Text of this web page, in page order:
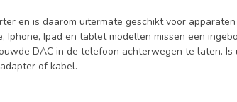
en is daarom uitermate geschikt voor
Ipad en tablet modellen missen een
DAC in de telefoon achterwegen te laten.
of kabel.